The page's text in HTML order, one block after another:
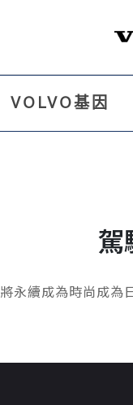
VOLVO基因
駕
將永續成為時尚成為